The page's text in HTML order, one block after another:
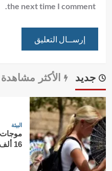
the next time I comment.
جديد الأكثر مشاهدة
البيئة
موجات
16 ألف وفاة خلال صيف 2026